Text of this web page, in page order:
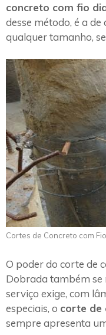
concreto com fio
desse método, é a
qualquer tamanho,
Cortes de Concreto com
O poder do corte de
Dobrada também se
serviço exige, com
especiais, o corte de
sempre apresenta